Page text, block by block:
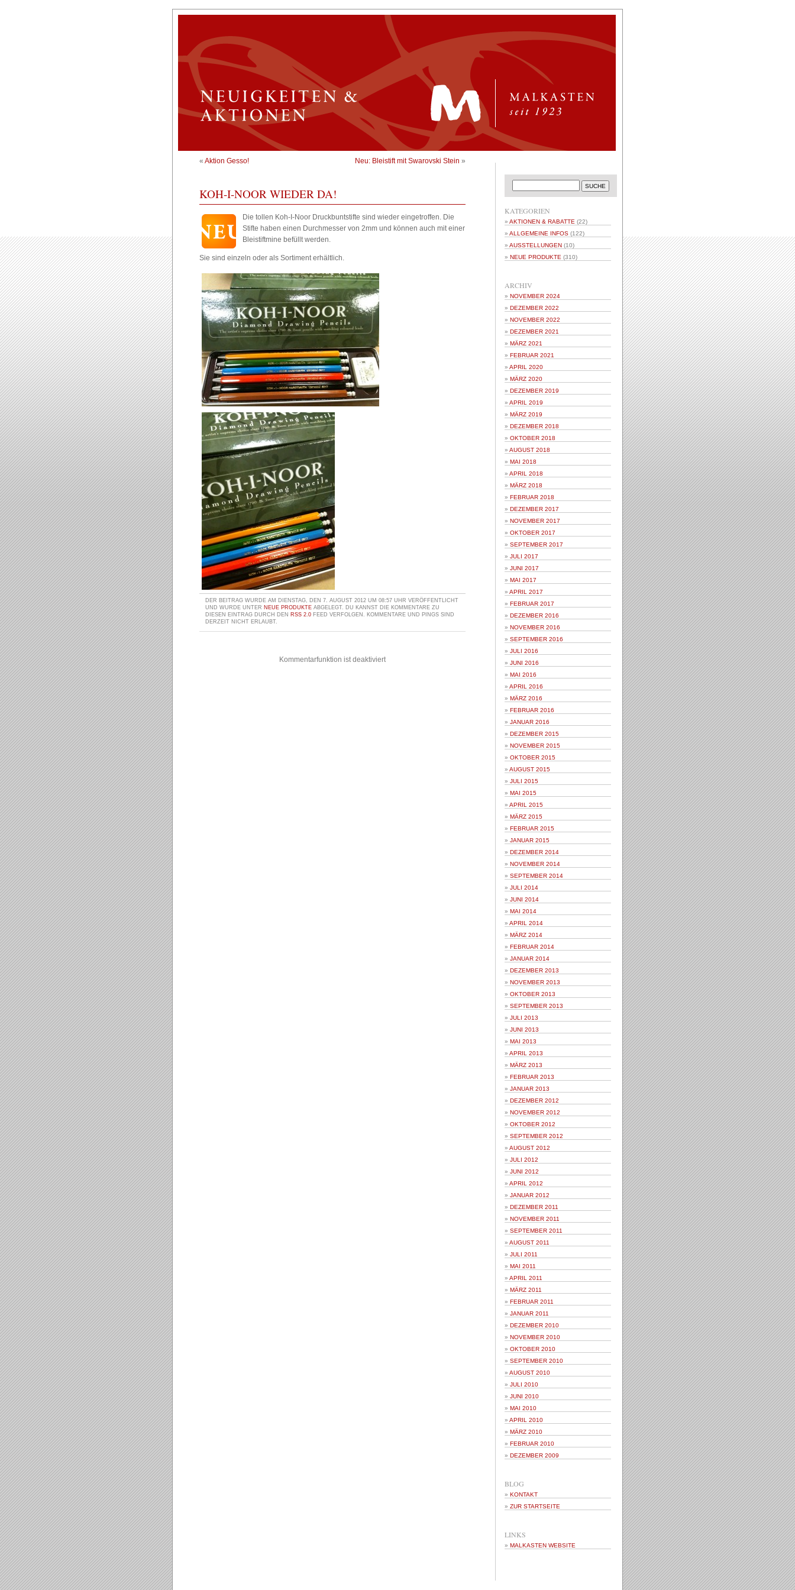
« Aktion Gesso! Neu: Bleistift mit Swarovski Stein »
KOH-I-NOOR WIEDER DA!
Die tollen Koh-I-Noor Druckbuntstifte sind wieder eingetroffen. Die
Stifte haben einen Durchmesser von 2mm und können auch mit einer
Bleistiftmine befüllt werden.
Sie sind einzeln oder als Sortiment erhältlich.
DER BEITRAG WURDE AM DIENSTAG, DEN 7. AUGUST 2012 UM 08:57 UHR VERÖFFENTLICHT
UND WURDE UNTER NEUE PRODUKTE ABGELEGT. DU KANNST DIE KOMMENTARE ZU
DIESEN EINTRAG DURCH DEN RSS 2.0 FEED VERFOLGEN. KOMMENTARE UND PINGS SIND
DERZEIT NICHT ERLAUBT.
Kommentarfunktion ist deaktiviert
KATEGORIEN
AKTIONEN & RABATTE (22)
ALLGEMEINE INFOS (122)
AUSSTELLUNGEN (10)
NEUE PRODUKTE (310)
ARCHIV
NOVEMBER 2024
DEZEMBER 2022
NOVEMBER 2022
DEZEMBER 2021
MÄRZ 2021
FEBRUAR 2021
APRIL 2020
MÄRZ 2020
DEZEMBER 2019
APRIL 2019
MÄRZ 2019
DEZEMBER 2018
OKTOBER 2018
AUGUST 2018
MAI 2018
APRIL 2018
MÄRZ 2018
FEBRUAR 2018
DEZEMBER 2017
NOVEMBER 2017
OKTOBER 2017
SEPTEMBER 2017
JULI 2017
JUNI 2017
MAI 2017
APRIL 2017
FEBRUAR 2017
DEZEMBER 2016
NOVEMBER 2016
SEPTEMBER 2016
JULI 2016
JUNI 2016
MAI 2016
APRIL 2016
MÄRZ 2016
FEBRUAR 2016
JANUAR 2016
DEZEMBER 2015
NOVEMBER 2015
OKTOBER 2015
AUGUST 2015
JULI 2015
MAI 2015
APRIL 2015
MÄRZ 2015
FEBRUAR 2015
JANUAR 2015
DEZEMBER 2014
NOVEMBER 2014
SEPTEMBER 2014
JULI 2014
JUNI 2014
MAI 2014
APRIL 2014
MÄRZ 2014
FEBRUAR 2014
JANUAR 2014
DEZEMBER 2013
NOVEMBER 2013
OKTOBER 2013
SEPTEMBER 2013
JULI 2013
JUNI 2013
MAI 2013
APRIL 2013
MÄRZ 2013
FEBRUAR 2013
JANUAR 2013
DEZEMBER 2012
NOVEMBER 2012
OKTOBER 2012
SEPTEMBER 2012
AUGUST 2012
JULI 2012
JUNI 2012
APRIL 2012
JANUAR 2012
DEZEMBER 2011
NOVEMBER 2011
SEPTEMBER 2011
AUGUST 2011
JULI 2011
MAI 2011
APRIL 2011
MÄRZ 2011
FEBRUAR 2011
JANUAR 2011
DEZEMBER 2010
NOVEMBER 2010
OKTOBER 2010
SEPTEMBER 2010
AUGUST 2010
JULI 2010
JUNI 2010
MAI 2010
APRIL 2010
MÄRZ 2010
FEBRUAR 2010
DEZEMBER 2009
BLOG
KONTAKT
ZUR STARTSEITE
LINKS
MALKASTEN WEBSITE